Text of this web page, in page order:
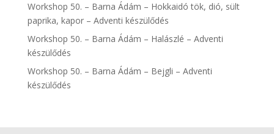
Workshop 50. – Barna Ádám – Hokkaidó tök, dió, sült
paprika, kapor – Adventi készülődés
Workshop 50. – Barna Ádám – Halászlé – Adventi
készülődés
Workshop 50. – Barna Ádám – Bejgli – Adventi
készülődés